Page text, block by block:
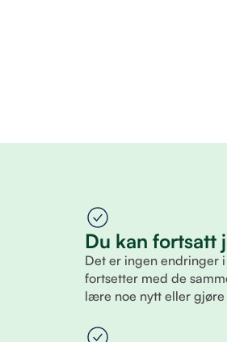
Du kan fortsatt
Det er ingen endringer
fortsetter med de
lære noe nytt eller